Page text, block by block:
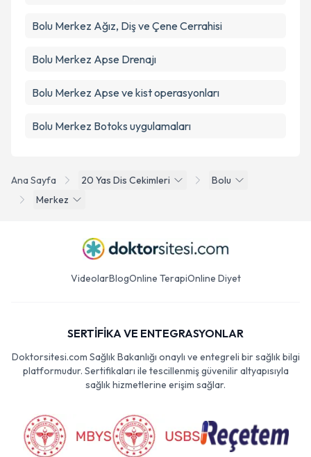
Ana Sayfa 20 Yas Dis Cekimleri
Bolu
Merkez
Bolu Merkez Ağız, Diş ve Çene Cerrahisi
Bolu Merkez Apse Drenajı
Bolu Merkez Apse ve kist operasyonları
Bolu Merkez Botoks uygulamaları
VideolarBlogOnline TerapiOnline Diyet
SERTİFİKA VE ENTEGRASYONLAR
Doktorsitesi.com Sağlık Bakanlığı onaylı ve entegreli bir sağlık bilgi
platformudur. Sertifikaları ile tescillenmiş güvenilir altyapısıyla
sağlık hizmetlerine erişim sağlar.